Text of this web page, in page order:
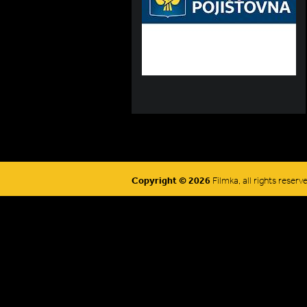
Copyright © 2026 Filmka, all rights